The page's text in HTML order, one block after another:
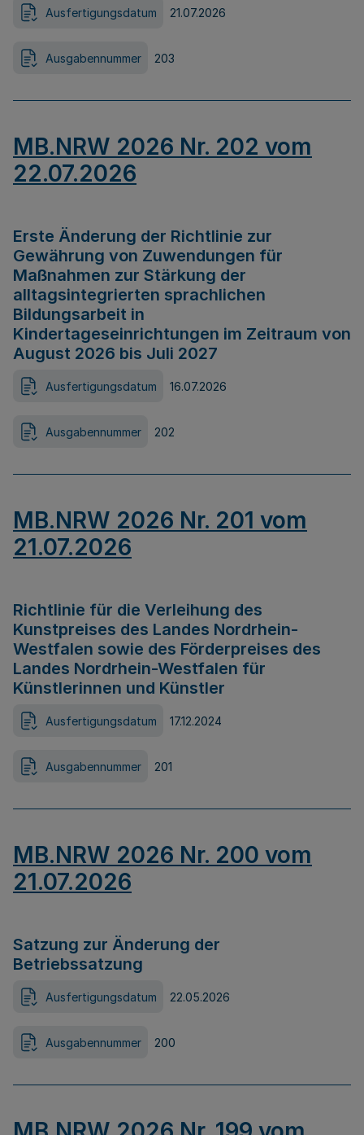
Ausfertigungsdatum 21.07.2026
Ausgabennummer 203
MB.NRW 2026 Nr. 202 vom
22.07.2026
Erste Änderung der Richtlinie zur
Gewährung von Zuwendungen für
Maßnahmen zur Stärkung der
alltagsintegrierten sprachlichen
Bildungsarbeit in
Kindertageseinrichtungen im Zeitraum von
August 2026 bis Juli 2027
Ausfertigungsdatum 16.07.2026
Ausgabennummer 202
MB.NRW 2026 Nr. 201 vom
21.07.2026
Richtlinie für die Verleihung des
Kunstpreises des Landes Nordrhein-
Westfalen sowie des Förderpreises des
Landes Nordrhein-Westfalen für
Künstlerinnen und Künstler
Ausfertigungsdatum 17.12.2024
Ausgabennummer 201
MB.NRW 2026 Nr. 200 vom
21.07.2026
Satzung zur Änderung der
Betriebssatzung
Ausfertigungsdatum 22.05.2026
Ausgabennummer 200